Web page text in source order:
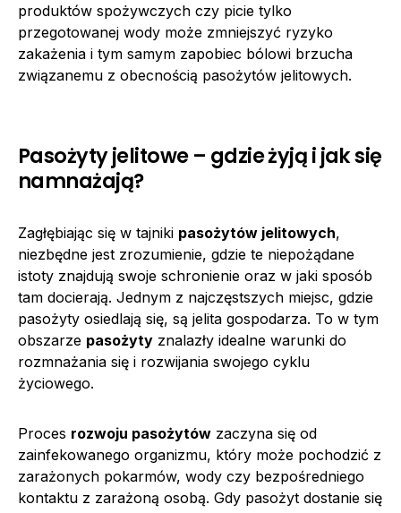
produktów spożywczych czy picie tylko
przegotowanej wody może zmniejszyć ryzyko
zakażenia i tym samym zapobiec bólowi brzucha
związanemu z obecnością pasożytów jelitowych.
Pasożyty jelitowe – gdzie żyją i jak się
namnażają?
Zagłębiając się w tajniki pasożytów jelitowych,
niezbędne jest zrozumienie, gdzie te niepożądane
istoty znajdują swoje schronienie oraz w jaki sposób
tam docierają. Jednym z najczęstszych miejsc, gdzie
pasożyty osiedlają się, są jelita gospodarza. To w tym
obszarze pasożyty znalazły idealne warunki do
rozmnażania się i rozwijania swojego cyklu
życiowego.
Proces rozwoju pasożytów zaczyna się od
zainfekowanego organizmu, który może pochodzić z
zarażonych pokarmów, wody czy bezpośredniego
kontaktu z zarażoną osobą. Gdy pasożyt dostanie się